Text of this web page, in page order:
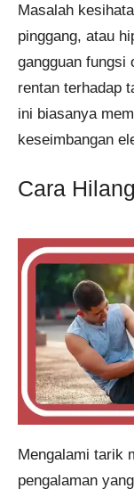
Masalah
pinggang, atau
gangguan fungsi
rentan terhadap
ini biasanya
keseimbangan
Cara
Mengalami tarik
pengalaman